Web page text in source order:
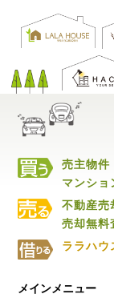
売主物件
マンショ
不動産売
売却無料
ララハウ
メインメニュー